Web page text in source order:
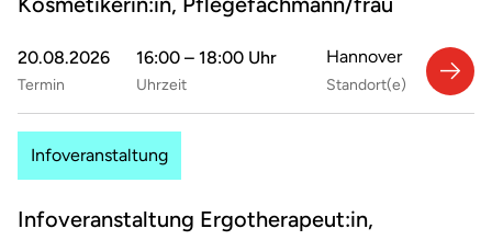
20.08.2026
Termin
16:00 – 18:00 Uhr
Uhrzeit
Hannover
Standort(e)
Infoveranstaltung
Infoveranstaltung Ergotherapeut:in,